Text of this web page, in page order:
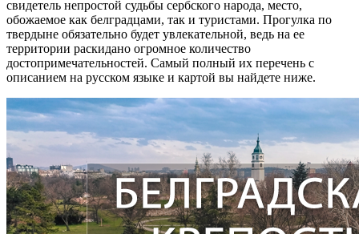
свидетель непростой судьбы сербского народа, место,
обожаемое как белградцами, так и туристами. Прогулка по
твердыне обязательно будет увлекательной, ведь на ее
территории раскидано огромное количество
достопримечательностей. Самый полный их перечень с
описанием на русском языке и картой вы найдете ниже.